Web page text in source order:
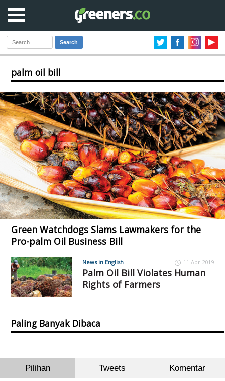
Search
palm oil bill
Green Watchdogs Slams Lawmakers for the
Pro-palm Oil Business Bill
News in English 11 Apr 2019
Palm Oil Bill Violates Human
Rights of Farmers
Paling Banyak Dibaca
Pilihan Tweets Komentar